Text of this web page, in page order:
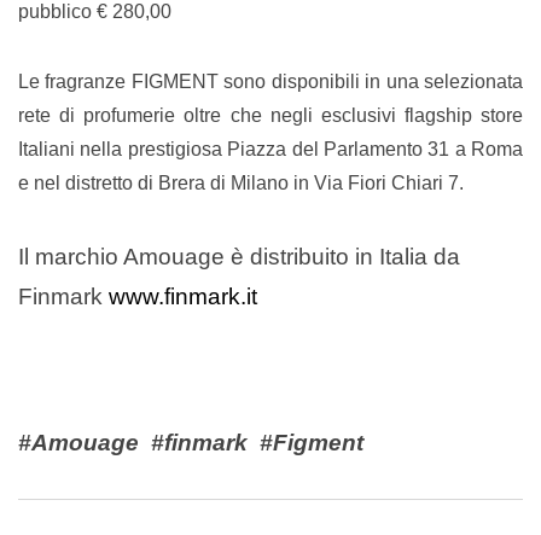
pubblico € 280,00
Le fragranze FIGMENT sono disponibili in una selezionata
rete di profumerie oltre che negli esclusivi flagship store
Italiani nella prestigiosa Piazza del Parlamento 31 a Roma
e nel distretto di Brera di Milano in Via Fiori Chiari 7.
Il marchio Amouage è distribuito in Italia da
Finmark www.finmark.it
#Amouage #finmark #Figment